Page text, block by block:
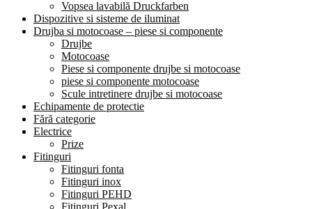
Vopsea lavabilă Druckfarben
Dispozitive si sisteme de iluminat
Drujba si motocoase – piese si componente
Drujbe
Motocoase
Piese si componente drujbe si motocoase
piese si componente motocoase
Scule intretinere drujbe si motocoase
Echipamente de protectie
Fără categorie
Electrice
Prize
Fitinguri
Fitinguri fonta
Fitinguri inox
Fitinguri PEHD
Fitinguri Pexal